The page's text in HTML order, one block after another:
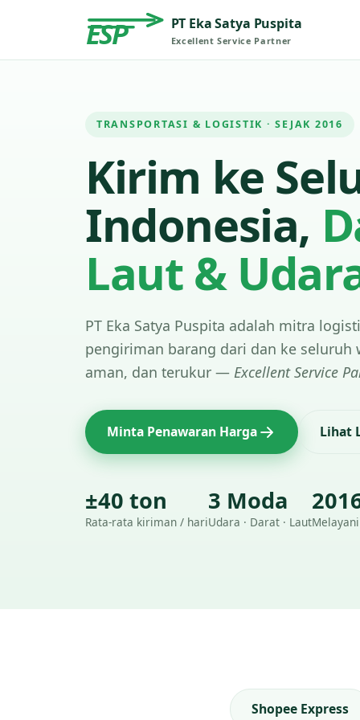
ESP PT Eka Satya Puspita
Excellent Service Partner
TRANSPORTASI & LOGISTIK · SEJAK 2016
Kirim ke
Indonesia,
Laut &
PT Eka Satya Puspita adalah mitra
pengiriman barang dari dan ke seluruh
aman, dan terukur — Excellent Service
Minta Penawaran Harga Lihat
±40 ton
Rata-rata kiriman / hari
3 Moda
Udara · Darat · Laut
Shopee Express